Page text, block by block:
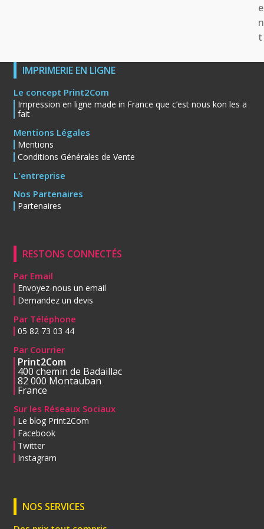
e
n
t
IMPRIMERIE EN LIGNE
Le concept Print2Com
Impression en ligne made in France que c’est nous kon les a
fait
Mentions Légales
Mentions
Conditions Générales de Vente
L'entreprise
Nos Partenaires
Partenaires
RESTONS CONNECTÉS
Par Email
Envoyez-nous un email
Demandez un devis
Par Téléphone
05 82 73 03 44
Par Courrier
Print2Com
400 chemin de Badaillac
82 000 Montauban
France
Sur les Réseaux Sociaux
Le blog Print2Com
Facebook
Twitter
Instagram
NOS SERVICES